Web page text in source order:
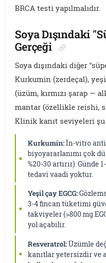
BRCA testi yapılmalıdır.
Soya Dışındaki
Gerçeği
Soya dışındaki diğer
Kurkumin (zerdeçal),
(üzüm, kırmızı şarap —
mantar (özellikle reishi,
Klinik kanıt seviyeleri
Kurkumin:İn-vitro
biyoyararlanımı çok
%20-30 artırır). Günde
tedavi vaadi yoktur.
Yeşil çay EGCG:
3-4 fincan tüketimi
takviyeler (>800 mg
yol açabilir.
Resveratrol:Üzümle
kanıtlar yetersizdir ve